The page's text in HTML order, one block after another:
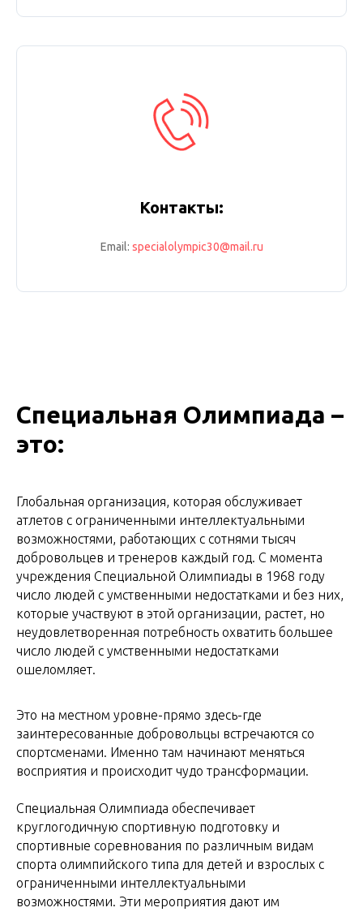
Контакты:
Email: specialolympic30@mail.ru
Специальная Олимпиада –
это:
Глобальная организация, которая обслуживает
атлетов с ограниченными интеллектуальными
возможностями, работающих с сотнями тысяч
добровольцев и тренеров каждый год. С момента
учреждения Специальной Олимпиады в 1968 году
число людей с умственными недостатками и без них,
которые участвуют в этой организации, растет, но
неудовлетворенная потребность охватить большее
число людей с умственными недостатками
ошеломляет.
Это на местном уровне-прямо здесь-где
заинтересованные добровольцы встречаются со
спортсменами. Именно там начинают меняться
восприятия и происходит чудо трансформации.
Специальная Олимпиада обеспечивает
круглогодичную спортивную подготовку и
спортивные соревнования по различным видам
спорта олимпийского типа для детей и взрослых с
ограниченными интеллектуальными
возможностями. Эти мероприятия дают им